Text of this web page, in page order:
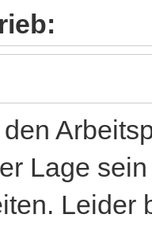
Lage
Leider